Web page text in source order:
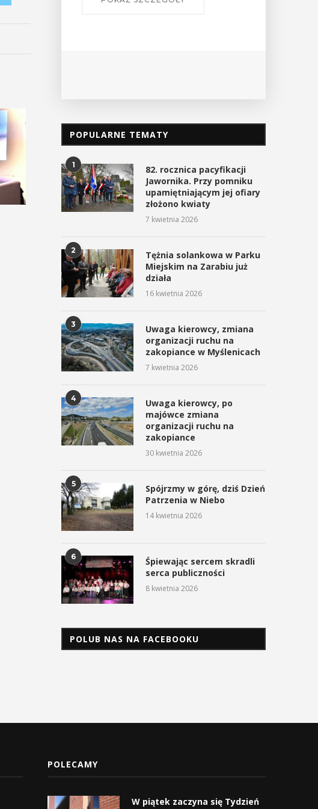
Między nami – sztuka, przyjaźń i
6 marca 2026
POPULARNE TEMATY
1
82. rocznica pacyfikacji
Jawornika. Przy pomniku
upamiętniającym jej ofiary
złożono kwiaty
7 kwietnia 2026
2
Tężnia solankowa w Parku
Miejskim na Zarabiu już
działa
16 kwietnia 2026
3
Uwaga kierowcy, zmiana
organizacji ruchu na
zakopiance w Myślenicach
7 kwietnia 2026
4
Uwaga kierowcy, po
majówce zmiana
organizacji ruchu na
zakopiance
30 kwietnia 2026
5
Spójrzmy w górę, dziś Dzień
Patrzenia w Niebo
14 kwietnia 2026
6
Śpiewając sercem skradli
serca publiczności
8 kwietnia 2026
POLUB NAS NA FACEBOOKU
POLECAMY
W piątek zaczyna się Tydzień